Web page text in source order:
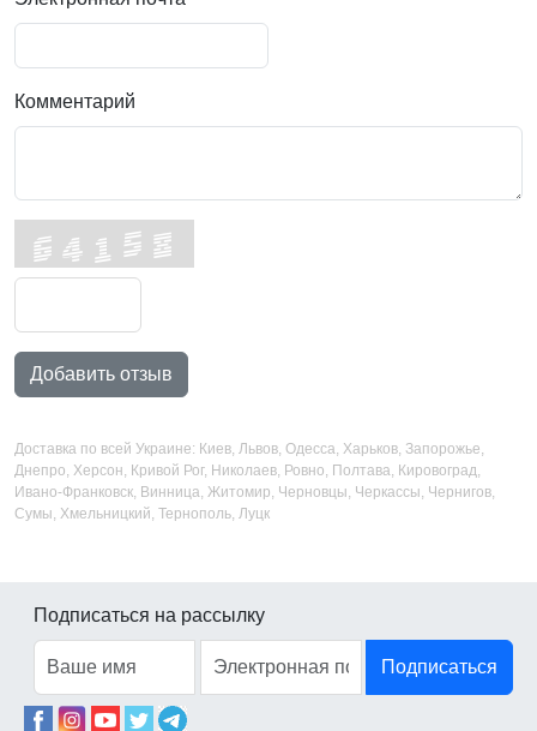
Комментарий
Добавить отзыв
Доставка по всей Украине: Киев, Львов, Одесса, Харьков, Запорожье,
Днепро, Херсон, Кривой Рог, Николаев, Ровно, Полтава, Кировоград,
Ивано-Франковск, Винница, Житомир, Черновцы, Черкассы, Чернигов,
Сумы, Хмельницкий, Тернополь, Луцк
Подписаться на рассылку
Подписаться